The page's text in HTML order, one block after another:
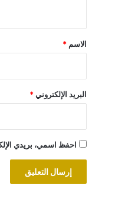
*
الاسم *
البريد الإلكتروني*
احفظ اسمي، بريدي